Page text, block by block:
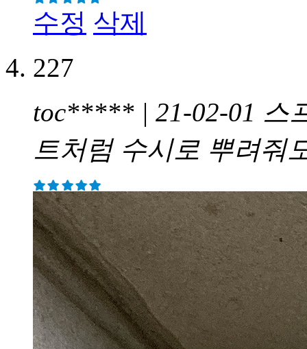
수정 삭제
227
toc***** | 21-02-01 스
트처럼 수시로 뿌려줘